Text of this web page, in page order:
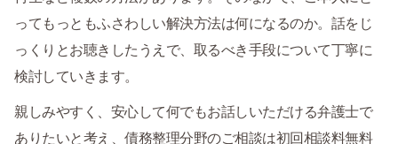
ってもっともふさわしい解決方法は何になるのか。話をじ
っくりとお聴きしたうえで、取るべき手段について丁寧に
検討していきます。
親しみやすく、安心して何でもお話しいただける弁護士で
ありたいと考え、債務整理分野のご相談は初回相談料無料